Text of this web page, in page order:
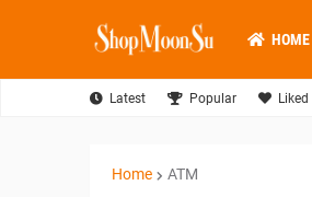
HOME
Latest Popular Liked
Home ATM